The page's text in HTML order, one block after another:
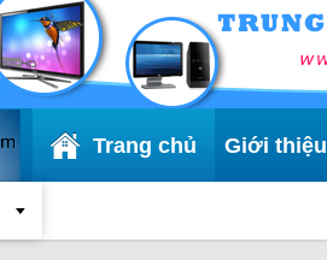
Trang chủ Giới thiệu